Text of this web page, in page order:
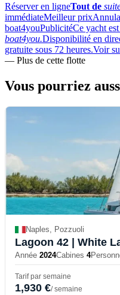
Réserver en ligneTout de
immédiateMeilleur prix
boat4youPublicitéCe yacht
boat4you.Disponibilité en
gratuite sous 72 heures.Voir
— Plus de cette flotte
Vous pourriez
Naples, Pozzuoli
Lagoon 42 | White
Année 2024Cabines 4
Tarif par semaine
1,930 €/ semaine